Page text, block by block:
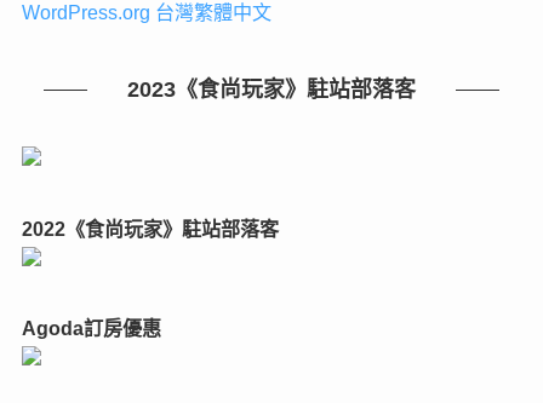
WordPress.org 台灣繁體中文
2023《食尚玩家》駐站部落客
2022《食尚玩家》駐站部落客
Agoda訂房優惠